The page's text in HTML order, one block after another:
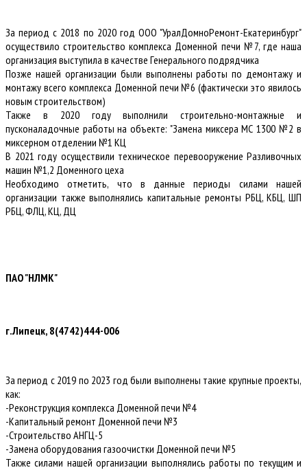
За период с 2018 по 2020 год ООО "УралДомноРемонт-Екатеринбург"
осуществило строительство комплекса Доменной печи №7, где наша
организация выступила в качестве Генерального подрядчика
Позже нашей организации были выполнены работы по демонтажу и
монтажу всего комплекса Доменной печи №6 (фактически это явилось
новым строительством)
Также в 2020 году выполнили строительно-монтажные и
пусконаладочные работы на объекте: "Замена миксера МС 1300 №2 в
миксерном отделении №1 КЦ
В 2021 году осуществили техническое перевооружение Разливочных
машин №1,2 Доменного цеха
Необходимо отметить, что в данные периоды силами нашей
организации также выполнялись капитальные ремонты РБЦ, КБЦ, ШП
РБЦ, ФЛЦ, КЦ, ДЦ
ПАО "НЛМК"
г.Липецк, 8(4742)444-006
За период с 2019 по 2023 год были выполнены такие крупные проекты,
как:
-Реконструкция комплекса Доменной печи №4
-Капитальный ремонт Доменной печи №3
-Строительство АНГЦ-5
-Замена оборудования газоочистки Доменной печи №5
Также силами нашей организации выполнялись работы по текущим и